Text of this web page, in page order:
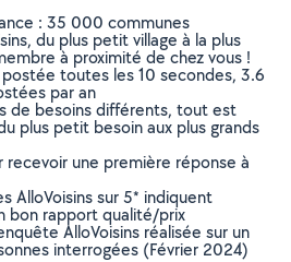
: 35 000 communes
du plus petit village à la plus
à proximité de chez vous !
toutes les 10 secondes, 3.6
par an
de besoins différents, tout est
plus petit besoin aux plus grands
recevoir une première réponse à
AlloVoisins sur 5* indiquent
bon rapport qualité/prix
AlloVoisins réalisée sur un
interrogées (Février 2024)